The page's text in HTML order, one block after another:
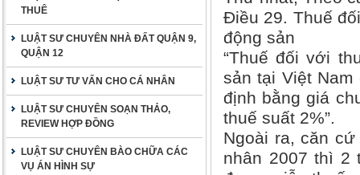
THUÊ
LUẬT SƯ CHUYÊN NHÀ ĐẤT QUẬN 9,
QUẬN 12
LUẬT SƯ TƯ VẤN CHO CÁ NHÂN
LUẬT SƯ CHUYÊN SOẠN THẢO,
REVIEW HỢP ĐỒNG
LUẬT SƯ CHUYÊN BÀO CHỮA CÁC
VỤ ÁN HÌNH SỰ
Điều 29. Thuế
động sản
“Thuế đối với
sản tại Việt
định bằng giá
thuế suất 2%”.
Ngoài ra, căn
nhân 2007 thì 2